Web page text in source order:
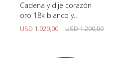
Cadena y dije corazón
oro 18k blanco y
brillantes
USD 1.020,00 USD1.200,00